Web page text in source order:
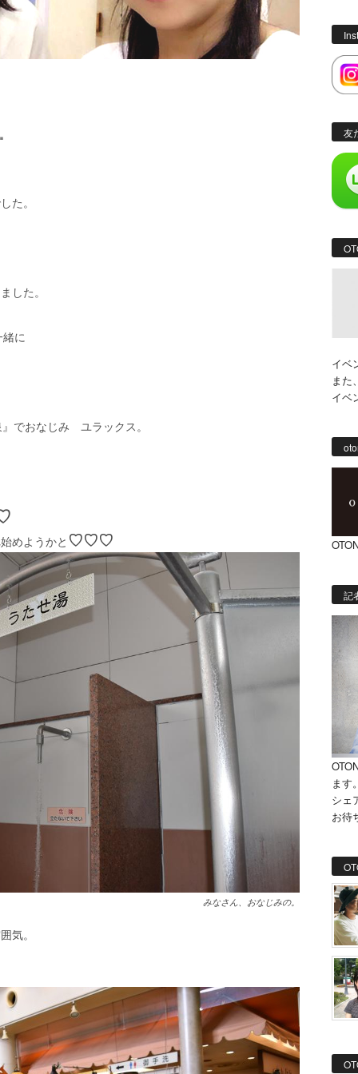
た。
した。
に
でおなじみ ユラックス。
めようかと ♡♡♡
みなさん、おなじみの。
気。
友
イベ
また
イベ
記
ます
シェ
お待